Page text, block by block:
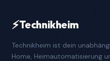
⚡Technikheim
Technikheim ist dein
Home, Heimautomatisierung